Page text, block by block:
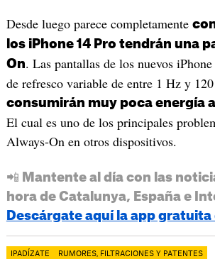
Desde luego parece completamente
los iPhone 14 Pro tendrán una
On. Las pantallas de los nuevos
de refresco variable de entre 1 Hz y
consumirán muy poca energía
El cual es uno de los principales
Always-On en otros dispositivos.
📲 Mantente al día con las
hora de Catalunya, España e
Descárgate aquí la app gratuita
IPADÍZATE RUMORES, FILTRACIONES Y PATENTES